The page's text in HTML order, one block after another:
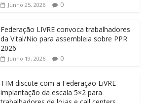
Junho 25, 2026 0
Federação LIVRE convoca trabalhadores
da V.tal/Nio para assembleia sobre PPR
2026
Junho 19, 2026 0
TIM discute com a Federação LiVRE
implantação da escala 5×2 para